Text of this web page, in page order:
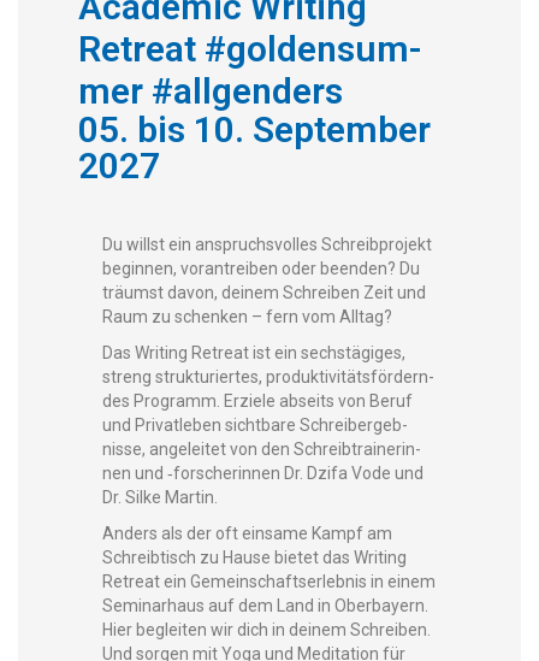
Retreat #gold­en­sum­
mer #all­gen­ders
05. bis 10. September
2027
Du willst ein anspruchsvolles Schreibpro­jekt
begin­nen, vorantreiben oder been­den? Du
träumst davon, deinem Schreiben Zeit und
Raum zu schenken – fern vom Alltag?
Das Writ­ing Retreat ist ein sech­stägiges,
streng struk­turi­ertes, pro­duk­tiv­itäts­fördern­
des Pro­gramm. Erziele abseits von Beruf
und Pri­vatleben sicht­bare Schreibergeb­
nisse, angeleit­et von den Schreib­trainer­in­
nen und ‑forscherin­nen Dr. Dzi­fa Vode und
Dr. Silke Martin.
Anders als der oft ein­same Kampf am
Schreibtisch zu Hause bietet das Writ­ing
Retreat ein Gemein­schaft­ser­leb­nis in einem
Sem­i­narhaus auf dem Land in Ober­bay­ern.
Hier begleit­en wir dich in deinem Schreiben.
Und sor­gen mit Yoga und Med­i­ta­tion für